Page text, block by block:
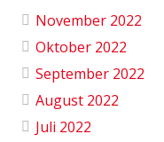
November 2022
Oktober 2022
September 2022
August 2022
Juli 2022